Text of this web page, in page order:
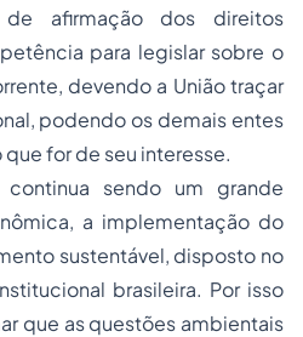
afirmação dos direitos
para legislar sobre o
devendo a União traçar
podendo os demais entes
for de seu interesse.
sendo um grande
a implementação do
sustentável, disposto no
brasileira. Por isso
que as questões ambientais